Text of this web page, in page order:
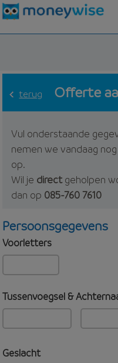
terug Offerte
Vul onderstaande
nemen we vandaag
op.
Wil je directgeholpen
dan op 085-760 7610
Persoonsgegevens
Voorletters
Tussenvoegsel &
Geslacht